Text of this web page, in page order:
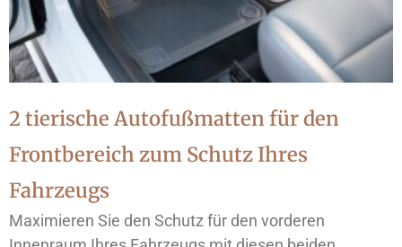
2 tierische Autofußmatten für den
Frontbereich zum Schutz Ihres
Fahrzeugs
Maximieren Sie den Schutz für den vorderen